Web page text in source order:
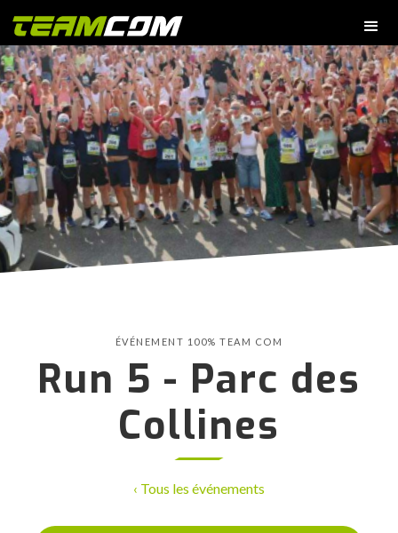
ÉVÉNEMENT 100% TEAM COM
Run 5 - Parc des
Collines
‹ Tous les événements